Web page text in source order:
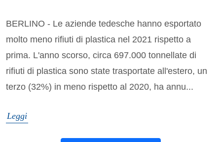
BERLINO - Le aziende tedesche hanno esportato
molto meno rifiuti di plastica nel 2021 rispetto a
prima. L'anno scorso, circa 697.000 tonnellate di
rifiuti di plastica sono state trasportate all'estero, un
terzo (32%) in meno rispetto al 2020, ha annu...
Leggi